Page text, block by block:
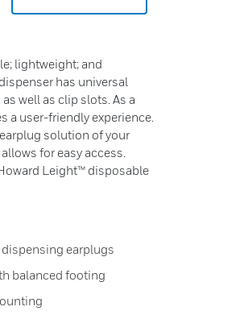
lightweight; and
has universal
well as clip slots. As a
a user-friendly experience.
solution of your
for easy access.
Leight™ disposable
earplugs
balanced footing